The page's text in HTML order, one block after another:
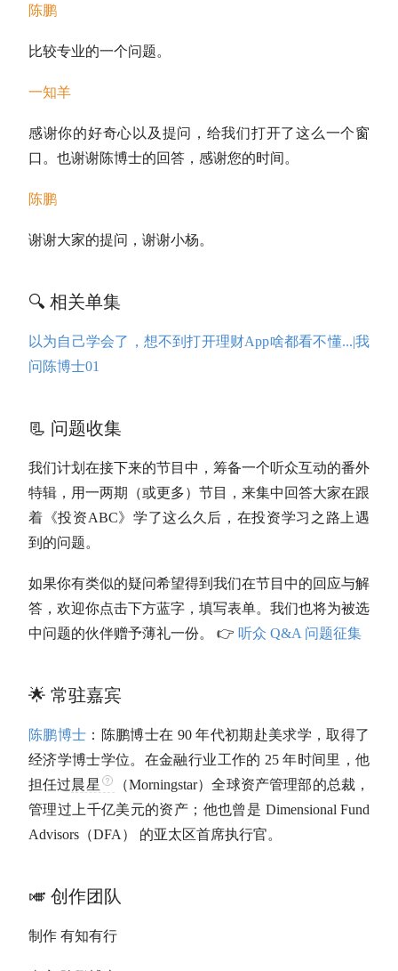
陈鹏
比较专业的一个问题。
一知羊
感谢你的好奇心以及提问，给我们打开了这么一个窗
口。也谢谢陈博士的回答，感谢您的时间。
陈鹏
谢谢大家的提问，谢谢小杨。
🔍 相关单集
以为自己学会了，想不到打开理财App啥都看不懂...|我
问陈博士01
📃 问题收集
我们计划在接下来的节目中，筹备一个听众互动的番外
特辑，用一两期（或更多）节目，来集中回答大家在跟
着《投资ABC》学了这么久后，在投资学习之路上遇
到的问题。
如果你有类似的疑问希望得到我们在节目中的回应与解
答，欢迎你点击下方蓝字，填写表单。我们也将为被选
中问题的伙伴赠予薄礼一份。 👉 听众 Q&A 问题征集
🌟 常驻嘉宾
陈鹏博士 ：陈鹏博士在 90 年代初期赴美求学，取得了
经济学博士学位。在金融行业工作的 25 年时间里，他
担任过晨星
（Morningstar）全球资产管理部的总裁，
管理过上千亿美元的资产；他也曾是 Dimensional Fund
Advisors（DFA） 的亚太区首席执行官。
🎺 创作团队
制作 有知有行